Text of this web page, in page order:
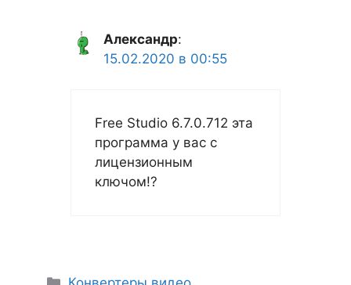
Александр:
15.02.2020 в 00:55
Free Studio 6.7.0.712 эта
программа у вас с
лицензионным
ключом!?
Рубрики